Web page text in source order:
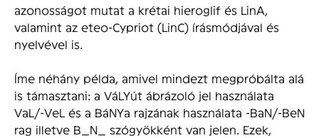
azonosságot mutat a krétai hieroglif és LinA,
valamint az eteo-Cypriot (LinC) írásmódjával és
nyelvével is.
Íme néhány példa, amivel mindezt megpróbálta alá
is támasztani: a VáLYút ábrázoló jel használata
VaL/-VeL és a BáNYa rajzának használata -BaN/-BeN
rag illetve B_N_ szógyökként van jelen. Ezek,